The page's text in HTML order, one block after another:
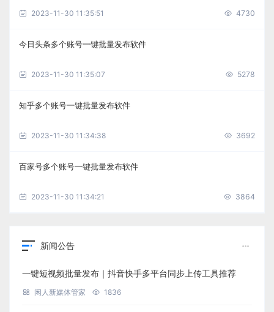
2023-11-30 11:35:51 4730
今日头条多个账号一键批量发布软件
2023-11-30 11:35:07 5278
知乎多个账号一键批量发布软件
2023-11-30 11:34:38 3692
百家号多个账号一键批量发布软件
2023-11-30 11:34:21 3864
新闻公告
一键短视频批量发布｜抖音快手多平台同步上传工具推荐
闲人新媒体管家 1836